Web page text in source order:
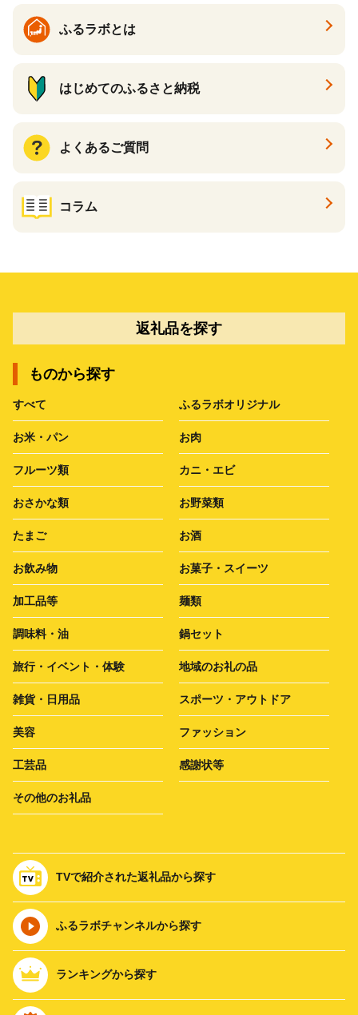
ふるラボとは
はじめてのふるさと納税
よくあるご質問
コラム
返礼品を探す
ものから探す
すべて ふるラボオリジナル
お米・パン お肉
フルーツ類 カニ・エビ
おさかな類 お野菜類
たまご お酒
お飲み物 お菓子・スイーツ
加工品等 麺類
調味料・油 鍋セット
旅行・イベント・体験 地域のお礼の品
雑貨・日用品 スポーツ・アウトドア
美容 ファッション
工芸品 感謝状等
その他のお礼品
TVで紹介された返礼品から探す
ふるラボチャンネルから探す
ランキングから探す